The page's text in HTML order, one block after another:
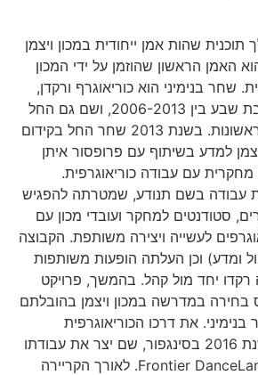
שהות אמן ייחודית במכון ויצמן
הראשון שהוזמן על ידי המכון
בנימיני הוא כוריאוגרף ורקדן,
רקד בלהקת המחול בת שבע בין 2006-2013, ושם גם החל
ליצור את עבודותיו הראשונות. בשנת 2013 שחר החל בקידום
למדע בשיתוף עם פרופסור איתן
עם עבודה כוריאוגרפית.
בשם תנודע, שמטרתה להפגיש
למחקר ועובדי מכון עם
לעשייה ויצירה משותפת. הקבוצה
ומדע) וכן העלתה הופעות משותפות
יחד מול קהל. בהמשך, פרויקט
במדרשה במכון ויצמן בהובלתם
את דרכו הכוריאוגרפית
הבינלאומית החל בשנת 2016 בסינגפור, שם יצר את עבודתו
FLAT עבור להקת Frontier DanceLand. לאורך הקריירה